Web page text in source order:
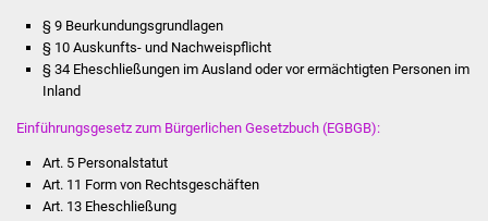
Selbsteintrag Vereine
§ 9 Beurkundungsgrundlagen
§ 10 Auskunfts- und Nachweispflicht
§ 34 Eheschließungen im Ausland oder vor ermächtigten Personen im
Inland
Einführungsgesetz zum Bürgerlichen Gesetzbuch (EGBGB):
Art. 5 Personalstatut
Art. 11 Form von Rechtsgeschäften
Art. 13 Eheschließung